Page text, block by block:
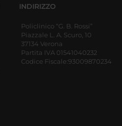
INDIRIZZO
Policlinico “G. B. Rossi”
Piazzale L. A. Scuro, 10
37134 Verona
Partita IVA 01541040232
Codice Fiscale:93009870234